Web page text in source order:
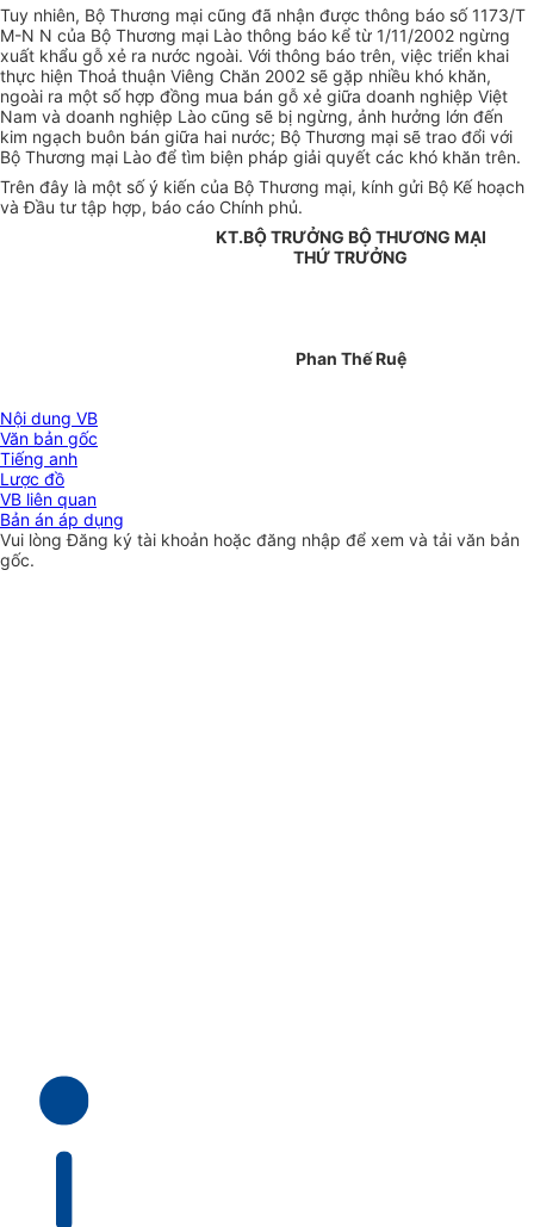
Tuy nhiên, Bộ Thương mại cũng đã nhận được thông báo số 1173/T
M-N N của Bộ Thương mại Lào thông báo kể từ 1/11/2002 ngừng
xuất khẩu gỗ xẻ ra nước ngoài. Với thông báo trên, việc triển khai
thực hiện Thoả thuận Viêng Chăn 2002 sẽ gặp nhiều khó khăn,
ngoài ra một số hợp đồng mua bán gỗ xẻ giữa doanh nghiệp Việt
Nam và doanh nghiệp Lào cũng sẽ bị ngừng, ảnh hưởng lớn đến
kim ngạch buôn bán giữa hai nước; Bộ Thương mại sẽ trao đổi với
Bộ Thương mại Lào để tìm biện pháp giải quyết các khó khăn trên.
Trên đây là một số ý kiến của Bộ Thương mại, kính gửi Bộ Kế hoạch
và Đầu tư tập hợp, báo cáo Chính phủ.
KT.BỘ TRƯỞNG BỘ THƯƠNG MẠI
THỨ TRƯỞNG
Phan Thế Ruệ
Nội dung VB
Văn bản gốc
Tiếng anh
Lược đồ
VB liên quan
Bản án áp dụng
Vui lòngĐăng ký tài khoản hoặc đăng nhập để xem và tải văn bản
gốc.